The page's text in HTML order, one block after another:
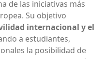
de las iniciativas más
Su objetivo
internacional y el
a estudiantes,
la posibilidad de